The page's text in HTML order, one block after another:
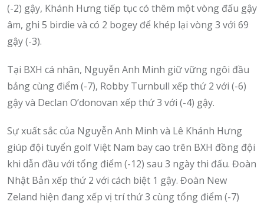
(-2) gậy, Khánh Hưng tiếp tục có thêm một vòng đấu gậy
âm, ghi 5 birdie và có 2 bogey để khép lại vòng 3 với 69
gậy (-3).
Tại BXH cá nhân, Nguyễn Anh Minh giữ vững ngôi đầu
bảng cùng điểm (-7), Robby Turnbull xếp thứ 2 với (-6)
gậy và Declan O’donovan xếp thứ 3 với (-4) gậy.
Sự xuất sắc của Nguyễn Anh Minh và Lê Khánh Hưng
giúp đội tuyển golf Việt Nam bay cao trên BXH đồng đội
khi dẫn đầu với tổng điểm (-12) sau 3 ngày thi đấu. Đoàn
Nhật Bản xếp thứ 2 với cách biệt 1 gậy. Đoàn New
Zeland hiện đang xếp vị trí thứ 3 cùng tổng điểm (-7)